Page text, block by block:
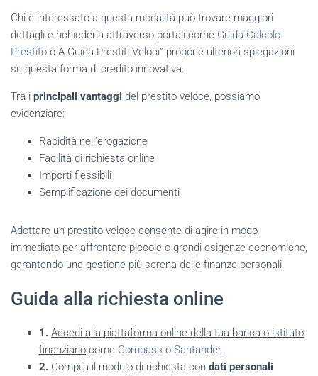
Chi è interessato a questa modalità può trovare maggiori
dettagli e richiederla attraverso portali come Guida Calcolo
Prestito o A Guida Prestiti Veloci” propone ulteriori spiegazioni
su questa forma di credito innovativa.
Tra i principali vantaggi del prestito veloce, possiamo
evidenziare:
Rapidità nell’erogazione
Facilità di richiesta online
Importi flessibili
Semplificazione dei documenti
Adottare un prestito veloce consente di agire in modo
immediato per affrontare piccole o grandi esigenze economiche,
garantendo una gestione più serena delle finanze personali.
Guida alla richiesta online
1. Accedi alla piattaforma online della tua banca o istituto
finanziario come Compass o Santander.
2. Compila il modulo di richiesta con dati personali